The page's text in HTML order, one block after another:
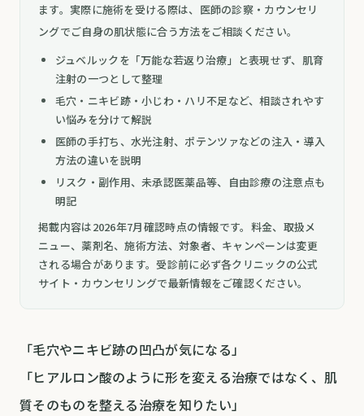
ます。実際に施術を受ける際は、医師の診察・カウンセリ
ングでご自身の肌状態に合う方法をご相談ください。
ジュベルックを「万能な若返り治療」と表現せず、肌育
注射の一つとして整理
毛穴・ニキビ跡・小じわ・ハリ不足など、相談されやす
い悩みを分けて解説
医師の手打ち、水光注射、ポテンツァなどの注入・導入
方法の違いを説明
リスク・副作用、未承認医薬品等、自由診療の注意点も
明記
掲載内容は2026年7月確認時点の情報です。料金、取扱メ
ニュー、薬剤名、施術方法、対象者、キャンペーンは変更
される場合があります。受診前に必ず各クリニックの公式
サイト・カウンセリングで最新情報をご確認ください。
「毛穴やニキビ跡の凹凸が気になる」
「ヒアルロン酸のように形を変える治療ではなく、肌
質そのものを整える治療を知りたい」